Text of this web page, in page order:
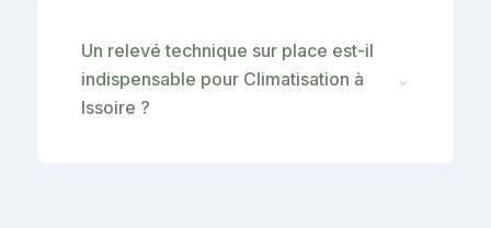
Un relevé technique sur place est-il
indispensable pour Climatisation à
Issoire ?
⌄